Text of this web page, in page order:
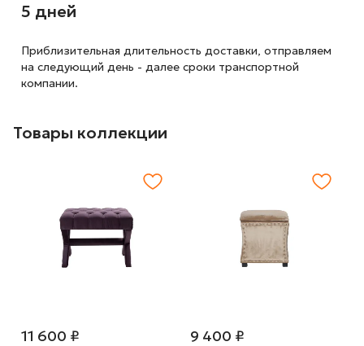
5 дней
Приблизительная длительность доставки, отправляем
на следующий день - далее сроки транспортной
компании.
Товары коллекции
11 600 ₽ 9 400 ₽